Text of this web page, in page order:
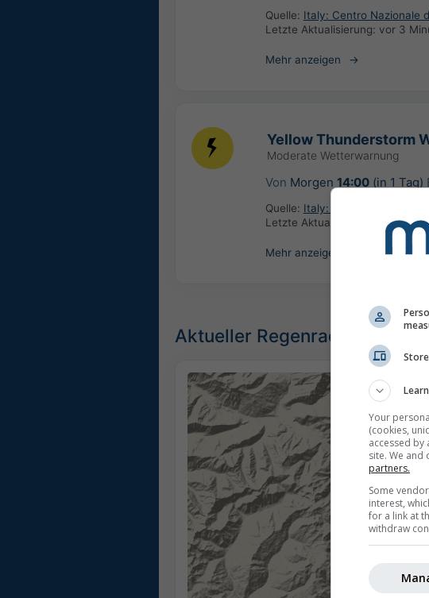
Quelle: Italy: Centro Nazionale
Letzte Aktualisierung: vor 3
Mehr anzeigen
Yellow Thunderstorm
Moderate Wetterwarnung
Von Morgen 14:00(in 1 Tag)
Quelle: Italy: Centro Nazionale
Letzte Aktualisierung:
vor 3
Mehr anzeigen
Aktueller Regenradar,
Your
(cookies,
accessed by
site. We
partners.
Some
interest,
for a link at
withdraw